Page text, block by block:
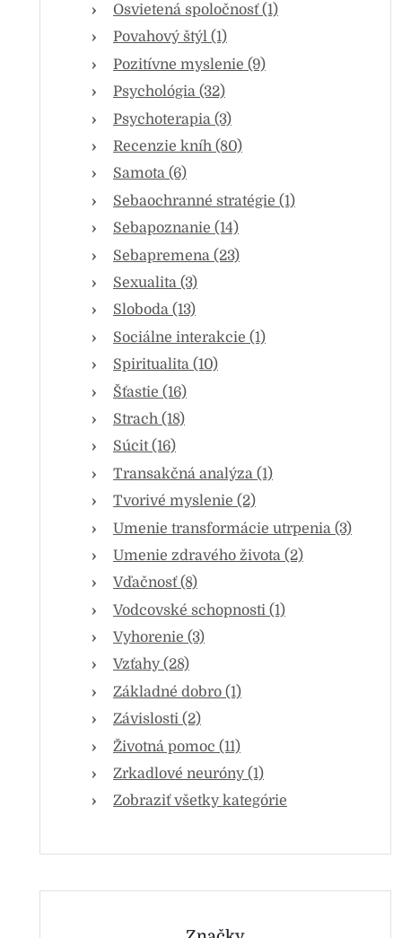
Osvietená spoločnosť (1)
Povahový štýl (1)
Pozitívne myslenie (9)
Psychológia (32)
Psychoterapia (3)
Recenzie kníh (80)
Samota (6)
Sebaochranné stratégie (1)
Sebapoznanie (14)
Sebapremena (23)
Sexualita (3)
Sloboda (13)
Sociálne interakcie (1)
Spiritualita (10)
Šťastie (16)
Strach (18)
Súcit (16)
Transakčná analýza (1)
Tvorivé myslenie (2)
Umenie transformácie utrpenia (3)
Umenie zdravého života (2)
Vďačnosť (8)
Vodcovské schopnosti (1)
Vyhorenie (3)
Vzťahy (28)
Základné dobro (1)
Závislosti (2)
Životná pomoc (11)
Zrkadlové neuróny (1)
Zobraziť všetky kategórie